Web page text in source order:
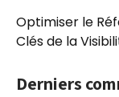
Optimiser le
Clés de la
Derniers